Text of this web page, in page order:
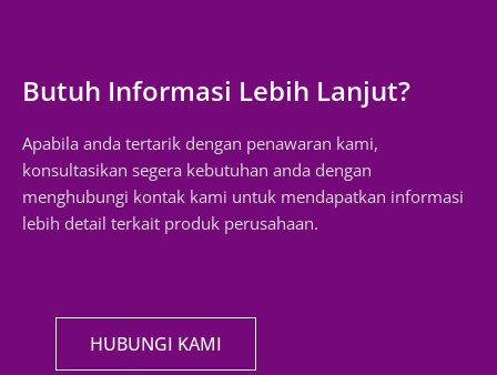
Butuh Informasi Lebih Lanjut?
Apabila anda tertarik dengan penawaran kami,
konsultasikan segera kebutuhan anda dengan
menghubungi kontak kami untuk mendapatkan informasi
lebih detail terkait produk perusahaan.
HUBUNGI KAMI